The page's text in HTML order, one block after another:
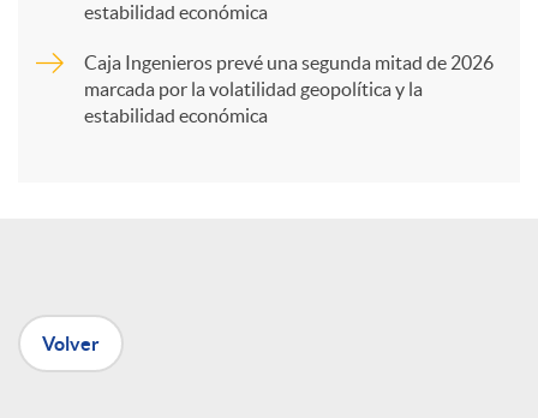
n
estabilidad económica
Caja Ingenieros prevé una segunda mitad de 2026
marcada por la volatilidad geopolítica y la
estabilidad económica
Volver